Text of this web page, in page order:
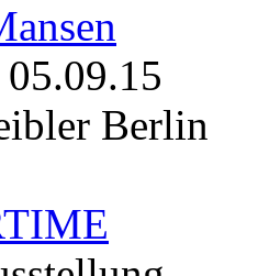
05.09.15
Berlin